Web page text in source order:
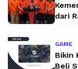
dari
GAME
Bikin
Beli